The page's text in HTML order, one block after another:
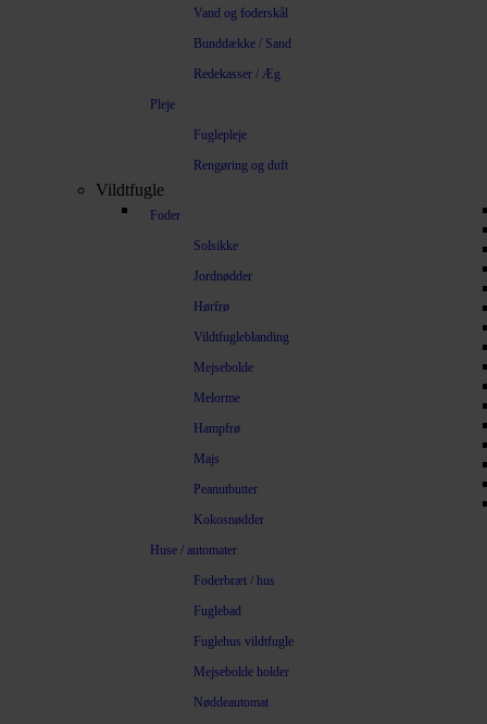
Vand og foderskål
Bunddække / Sand
Redekasser / Æg
Pleje
Fuglepleje
Rengøring og duft
Vildtfugle
Foder
Solsikke
Jordnødder
Hørfrø
Vildtfugleblanding
Mejsebolde
Melorme
Hampfrø
Majs
Peanutbutter
Kokosnødder
Huse / automater
Foderbræt / hus
Fuglebad
Fuglehus vildtfugle
Mejsebolde holder
Nøddeautomat